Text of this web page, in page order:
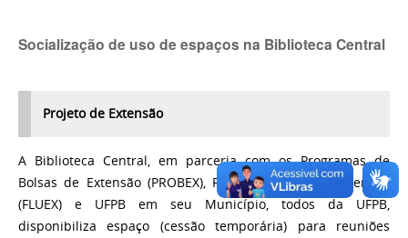
Socialização de uso de espaços na Biblioteca Central
Projeto de Extensão
A Biblioteca Central, em parceria com os Programas de
Bolsas de Extensão (PROBEX), Fluxo Contínuo de Extensão
(FLUEX) e UFPB em seu Município, todos da UFPB,
disponibiliza espaço (cessão temporária) para reuniões